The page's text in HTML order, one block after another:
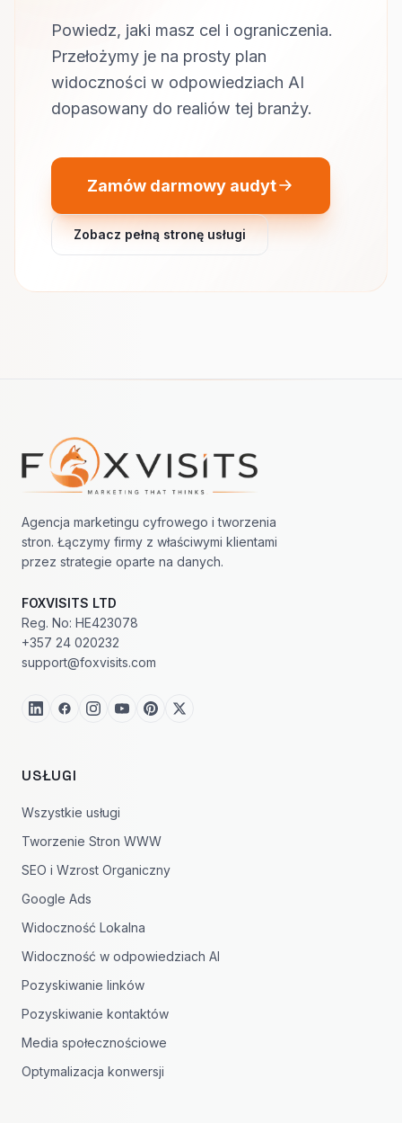
Powiedz, jaki masz cel i ograniczenia.
Przełożymy je na prosty plan
widoczności w odpowiedziach AI
dopasowany do realiów tej branży.
Zamów darmowy audyt
Zobacz pełną stronę usługi
Nawigacja w stopce
Agencja marketingu cyfrowego i tworzenia
stron. Łączymy firmy z właściwymi klientami
przez strategie oparte na danych.
FOXVISITS LTD
Reg. No: HE423078
+357 24 020232
support@foxvisits.com
USŁUGI
Wszystkie usługi
Tworzenie Stron WWW
SEO i Wzrost Organiczny
Google Ads
Widoczność Lokalna
Widoczność w odpowiedziach AI
Pozyskiwanie linków
Pozyskiwanie kontaktów
Media społecznościowe
Optymalizacja konwersji